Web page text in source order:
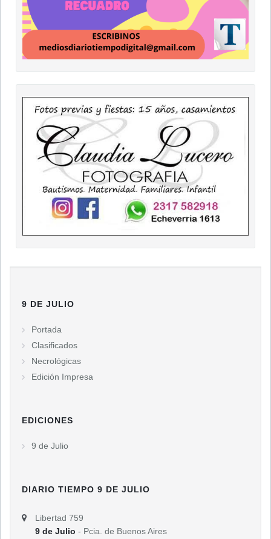
9 DE JULIO
Portada
Clasificados
Necrológicas
Edición Impresa
EDICIONES
9 de Julio
DIARIO TIEMPO 9 DE JULIO
Libertad 759
9 de Julio - Pcia. de Buenos Aires